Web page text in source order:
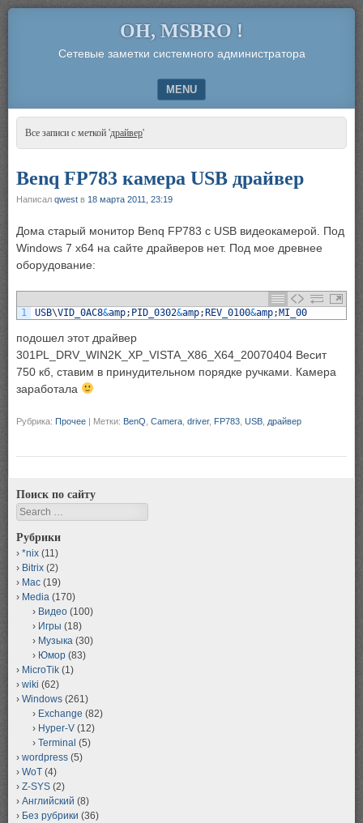
OH, MSBRO !
Сетевые заметки системного администратора
MENU
SKIP TO CONTENT
Все записи с меткой 'драйвер'
Benq FP783 камера USB драйвер
Написал qwest в 18 марта 2011, 23:19
Дома старый монитор Benq FP783 с USB видеокамерой. Под
Windows 7 x64 на сайте драйверов нет. Под мое древнее
оборудование:
1 USB\VID_0AC8&amp; PID_0302&amp; REV_0100&amp; MI_00
подошел этот драйвер
301PL_DRV_WIN2K_XP_VISTA_X86_X64_20070404 Весит
750 кб, ставим в принудительном порядке ручками. Камера
заработала
Рубрика: Прочее | Метки: BenQ Camera driver, FP783 USB драйвер
Поиск по сайту
Search
Рубрики
*nix (11)
Bitrix (2)
Mac (19)
Media (170)
Видео (100)
Игры (18)
Музыка (30)
Юмор (83)
MicroTik (1)
wiki (62)
Windows (261)
Exchange (82)
Hyper-V (12)
Terminal (5)
wordpress (5)
WoT (4)
Z-SYS (2)
Английский (8)
Без рубрики (36)